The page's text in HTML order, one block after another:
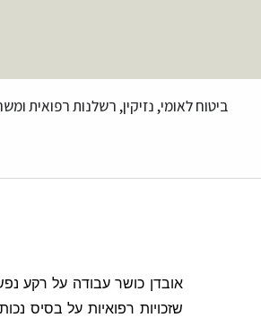
ביטוח לאומי, נזיקין, רשלנות רפואית
אובדן כושר עבודה על רקע
שזכויות רפואיות על בסיס